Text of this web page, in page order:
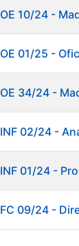
OE 10/24 -
OE 01/25 -
OE 34/24 -
INF 02/24 -
INF 01/24 -
FC 09/24 -